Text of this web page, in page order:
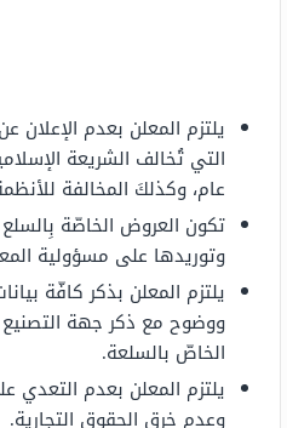
يلتزم المعلن بعدم
التي تُخالف الشريعة
عام، وكذلكَ المخالفة
تكون العروض الخاصّة
وتوريدها على مسؤولية
يلتزم المعلن بذكر كافّة
ووضوح مع ذكر جهة
الخاصّ بالسلعة.
يلتزم المعلن بعدم التعدي
وعدم خرق الحقوق التجارية.